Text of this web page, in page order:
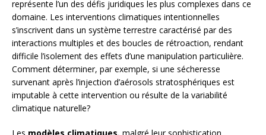
représente l’un des défis juridiques les plus complexes dans ce
domaine. Les interventions climatiques intentionnelles
s’inscrivent dans un système terrestre caractérisé par des
interactions multiples et des boucles de rétroaction, rendant
difficile l’isolement des effets d’une manipulation particulière.
Comment déterminer, par exemple, si une sécheresse
survenant après l’injection d’aérosols stratosphériques est
imputable à cette intervention ou résulte de la variabilité
climatique naturelle?